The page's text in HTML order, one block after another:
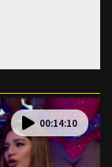
00:14:10